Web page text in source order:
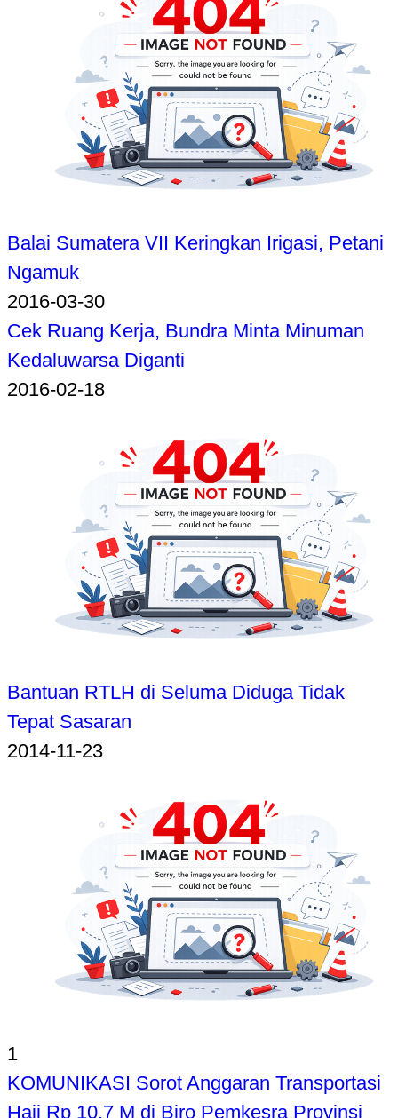
Balai Sumatera VII Keringkan Irigasi, Petani
Ngamuk
2016-03-30
Cek Ruang Kerja, Bundra Minta Minuman
Kedaluwarsa Diganti
2016-02-18
Bantuan RTLH di Seluma Diduga Tidak
Tepat Sasaran
2014-11-23
1
KOMUNIKASI Sorot Anggaran Transportasi
Haji Rp 10,7 M di Biro Pemkesra Provinsi